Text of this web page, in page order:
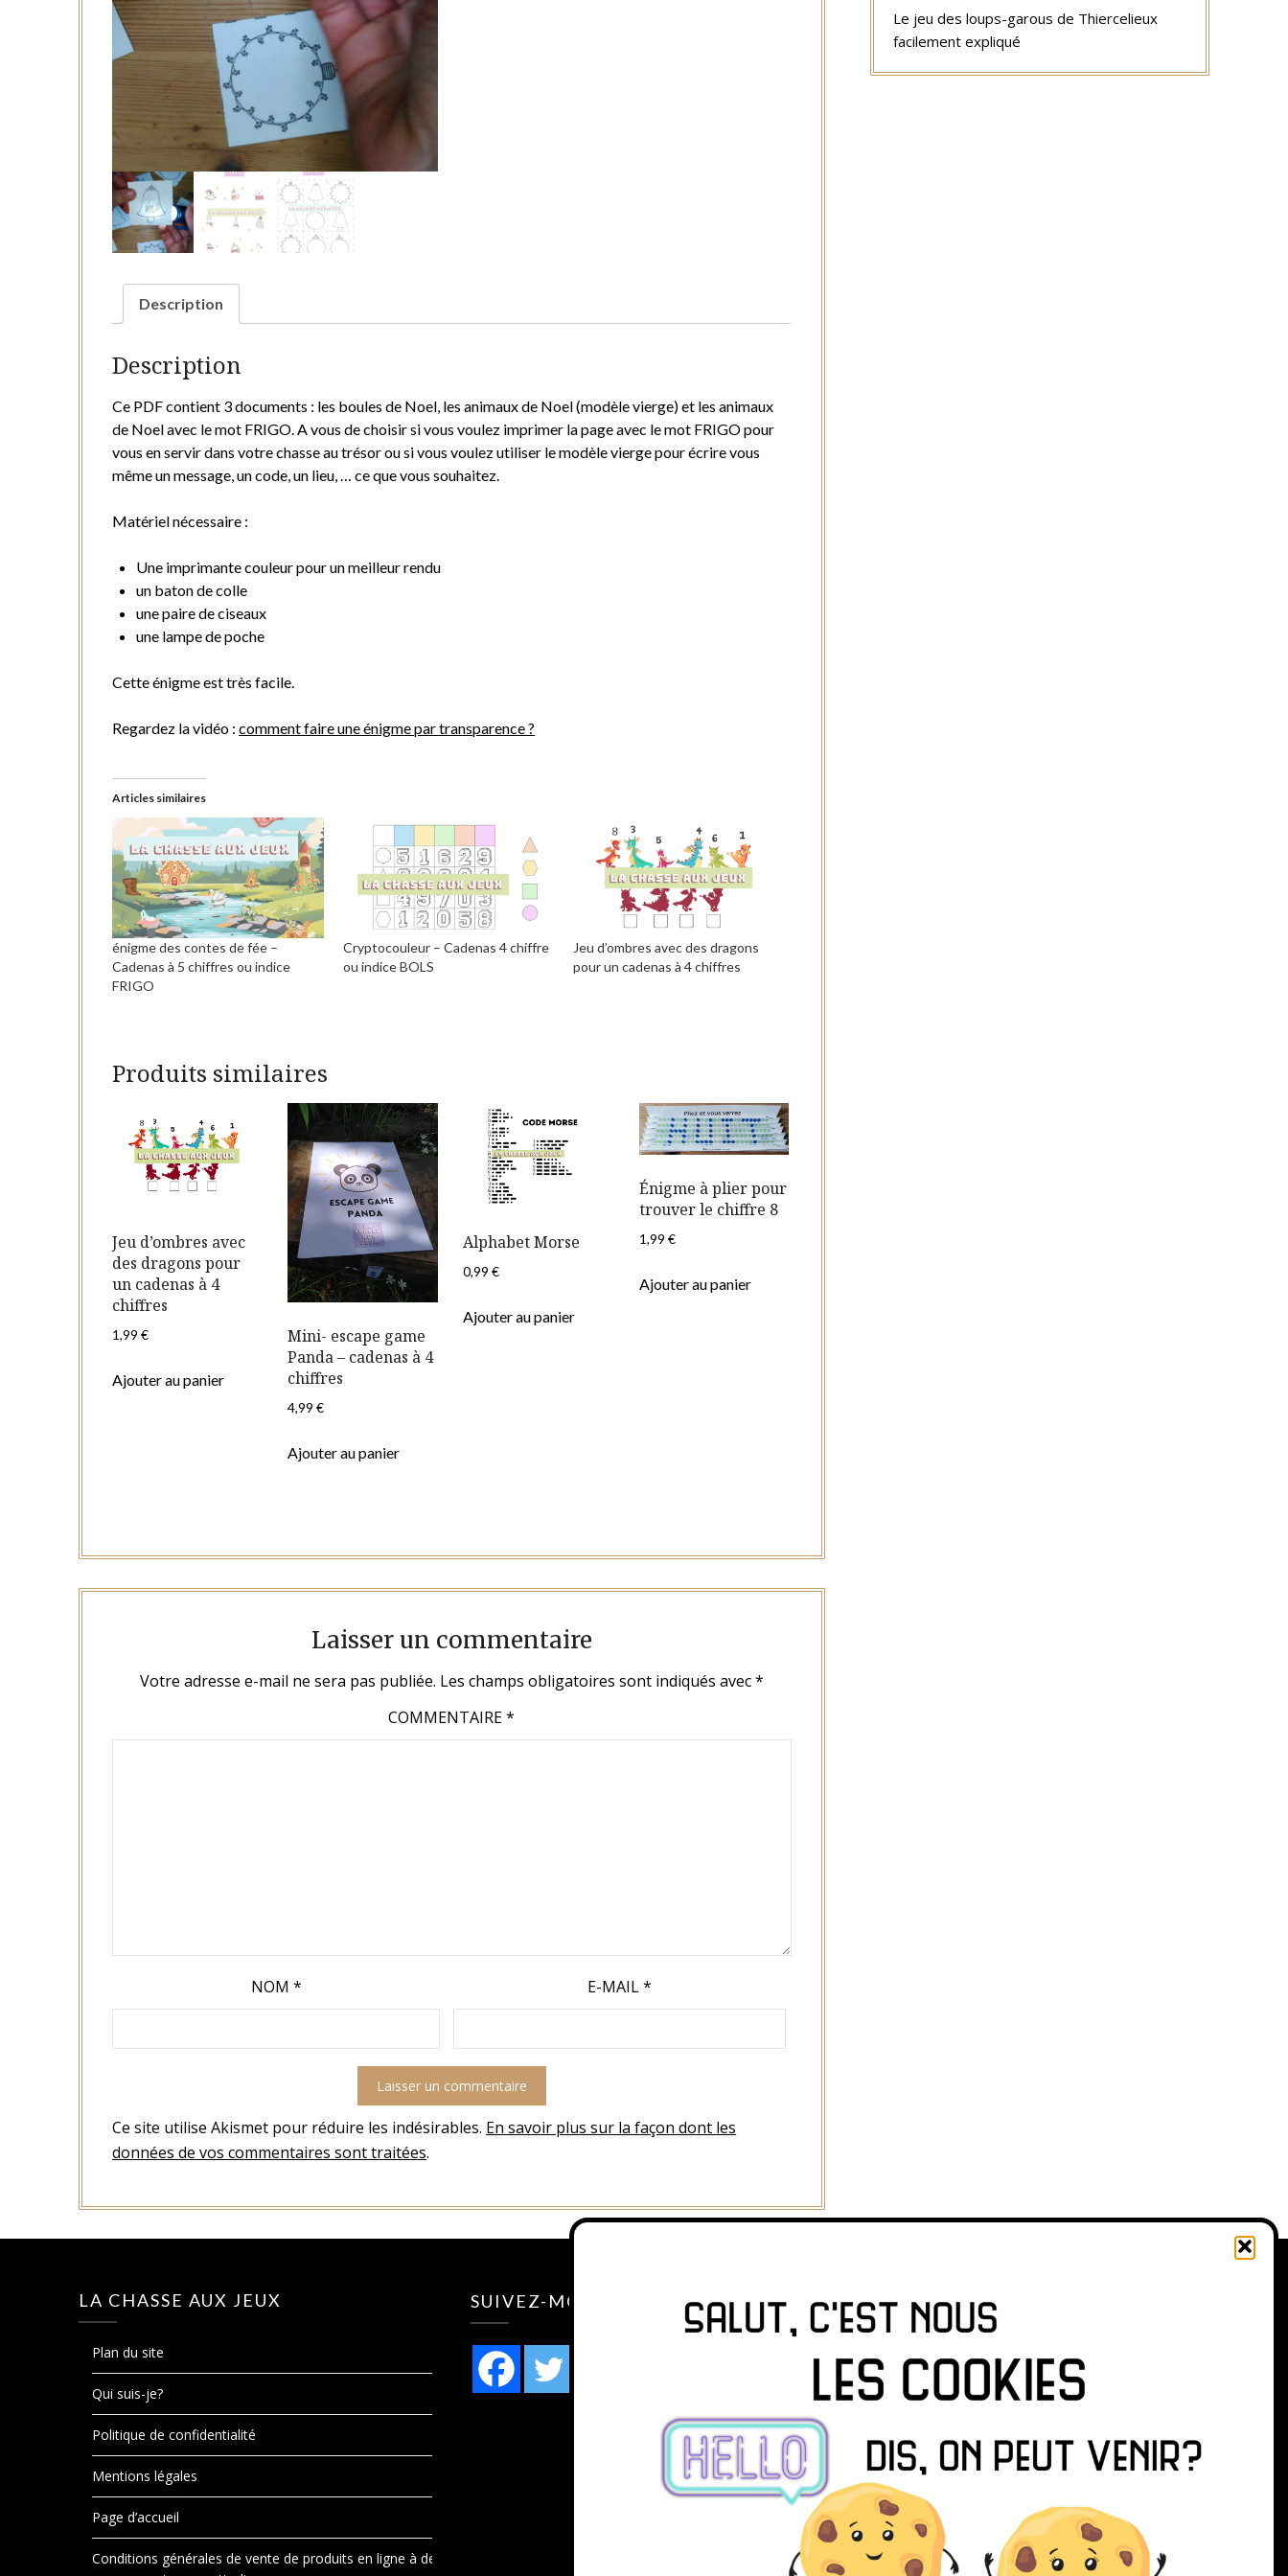
Description
Description
Ce PDF contient 3 documents : les boules de Noel, les animaux de Noel (modèle vierge) et les animaux
de Noel avec le mot FRIGO. A vous de choisir si vous voulez imprimer la page avec le mot FRIGO pour
vous en servir dans votre chasse au trésor ou si vous voulez utiliser le modèle vierge pour écrire vous
même un message, un code, un lieu, … ce que vous souhaitez.
Matériel nécessaire :
Une imprimante couleur pour un meilleur rendu
un baton de colle
une paire de ciseaux
une lampe de poche
Cette énigme est très facile.
Regardez la vidéo :comment faire une énigme par transparence ?
Articles similaires
énigme des contes de fée –
Cadenas à 5 chiffres ou indice
FRIGO
Cryptocouleur – Cadenas 4 chiffre
ou indice BOLS
Jeu d’ombres avec des dragons
pour un cadenas à 4 chiffres
Produits similaires
Jeu d’ombres avec
des dragons pour
un cadenas à 4
chiffres
1,99€
Ajouter au panier
Mini- escape game
Panda – cadenas à 4
chiffres
4,99€
Ajouter au panier
Alphabet Morse
0,99€
Ajouter au panier
Énigme à plier pour
trouver le chiffre 8
1,99 €
Ajouter au panier
Laisser un commentaire
Votre adresse e-mail ne sera pas publiée. Les champs obligatoires sont indiqués avec*
COMMENTAIRE*
NOM * E-MAIL*
Ce site utilise Akismet pour réduire les indésirables. En savoir plus sur la façon dont les
données de vos commentaires sont traitées.
Le jeu des loups-garous de Thiercelieux
facilement expliqué
LA CHASSE AUX JEUX
Plan du site
Qui suis-je?
Politique de confidentialité
Mentions légales
Page d’accueil
Conditions générales de vente de produits en ligne à des
SUIVEZ-MOI SUR